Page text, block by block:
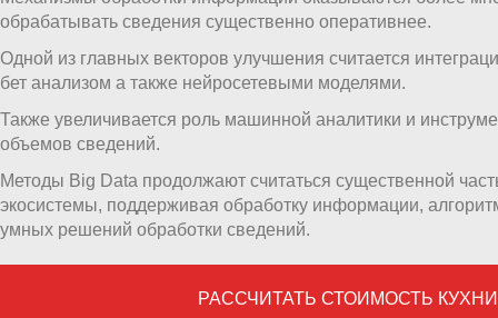
обрабатывать сведения существенно оперативнее.
Одной из главных векторов улучшения считается
бет анализом а также нейросетевыми моделями.
Также увеличивается роль машинной аналитики и
объемов сведений.
Методы Big Data продолжают считаться существенной
экосистемы, поддерживая обработку информации,
умных решений обработки сведений.
РАССЧИТАТЬ СТОИМОСТЬ